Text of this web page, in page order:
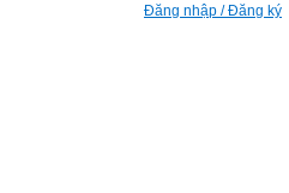
Đăng nhập / Đăng ký